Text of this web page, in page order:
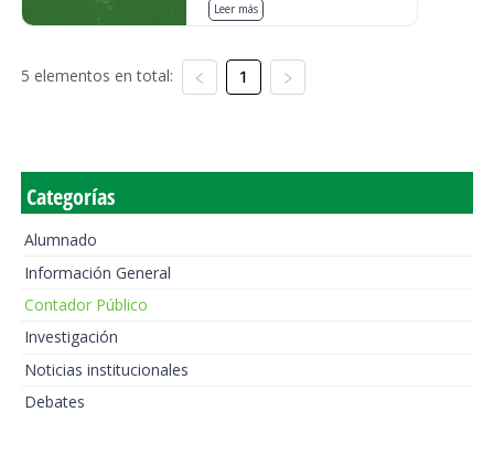
Leer más
5 elementos en total: 1
Categorías
Alumnado
Información General
Contador Público
Investigación
Noticias institucionales
Debates